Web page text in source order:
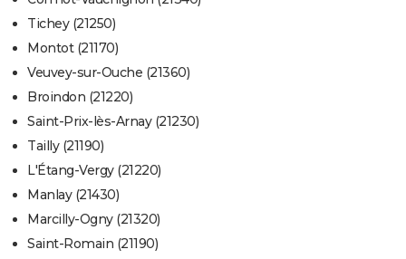
Tichey (21250)
Montot (21170)
Veuvey-sur-Ouche (21360)
Broindon (21220)
Saint-Prix-lès-Arnay (21230)
Tailly (21190)
L'Étang-Vergy (21220)
Manlay (21430)
Marcilly-Ogny (21320)
Saint-Romain (21190)